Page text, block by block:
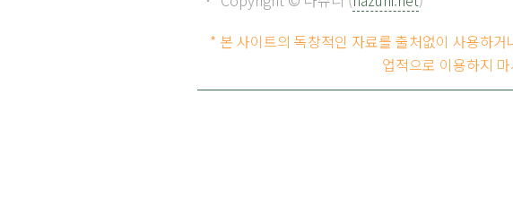
* 본 사이트의 독창적인 자료를 출처없이 사용하거
업적으로 이용하지